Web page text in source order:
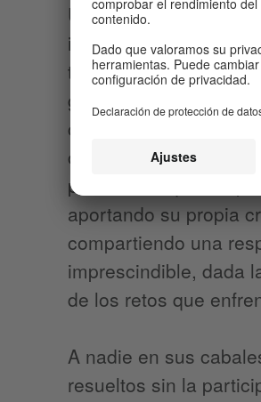
Una sociedad con
intergeneracional y
tipo de participación
grupos sociales, las
ciudadanía en
consensos para
proceso en que las
aportando su propia
compartiendo una
imprescindible, dada
de los retos que
A nadie en sus
resueltos sin la